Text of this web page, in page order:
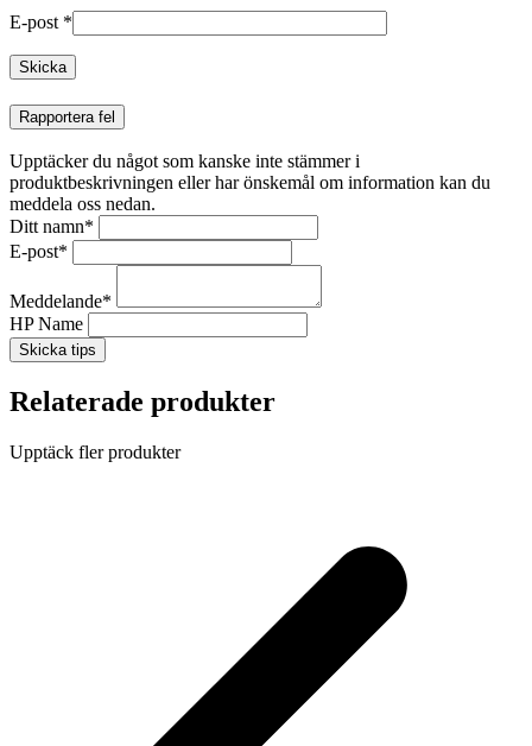
E-post *
Rapportera fel
Upptäcker du något som kanske inte stämmer i
produktbeskrivningen eller har önskemål om information kan du
meddela oss nedan.
Ditt namn*
E-post*
Meddelande*
HP Name
Skicka tips
Relaterade produkter
Upptäck fler produkter